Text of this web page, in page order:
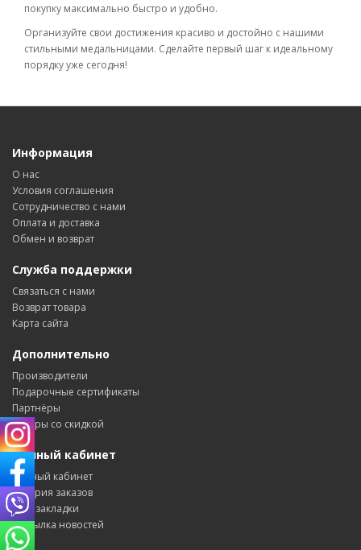
покупку максимально быстро и удобно.
Организуйте свои достижения красиво и достойно с нашими
стильными медальницами. Сделайте первый шаг к идеальному
порядку уже сегодня!
Информация
О нас
Условия соглашения
Сотрудничество с нами
Оплата и доставка
Обмен и возврат
Служба поддержки
Связаться с нами
Возврат товара
Карта сайта
Дополнительно
Производители
Подарочные сертификаты
Партнёры
Товары со скидкой
Личный кабинет
Личный кабинет
История заказов
Мои закладки
Рассылка новостей